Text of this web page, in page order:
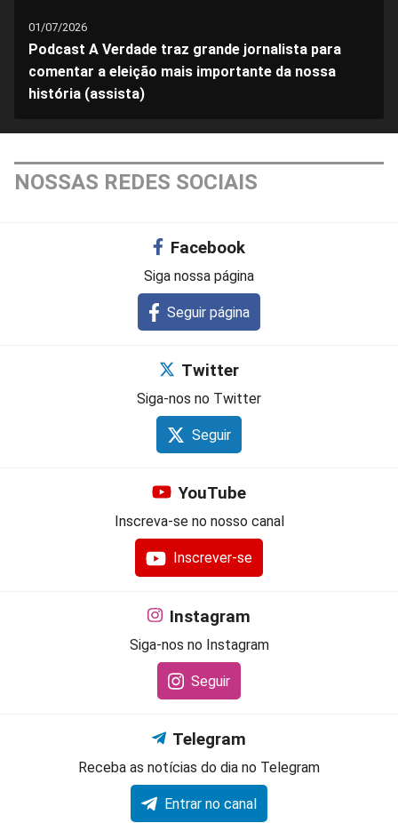
01/07/2026
Podcast A Verdade traz grande jornalista para
comentar a eleição mais importante da nossa
história (assista)
NOSSAS REDES SOCIAIS
Facebook
Siga nossa página
Seguir página
Twitter
Siga-nos no Twitter
Seguir
YouTube
Inscreva-se no nosso canal
Inscrever-se
Instagram
Siga-nos no Instagram
Seguir
Telegram
Receba as notícias do dia no Telegram
Entrar no canal